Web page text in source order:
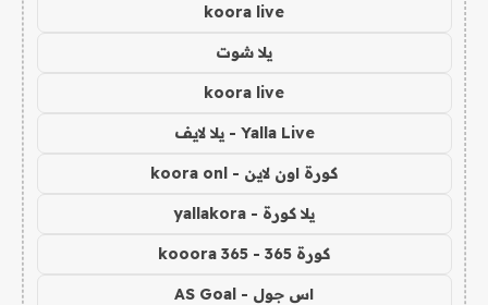
koora live
يلا شوت
koora live
Yalla Live - يلا لايف
كورة اون لاين - koora onl
يلا كورة - yallakora
كورة 365 - kooora 365
اس جول - AS Goal